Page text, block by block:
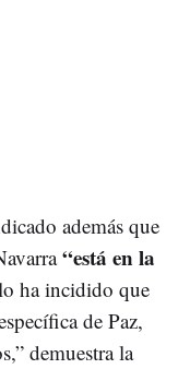
además que
“está en la
ha incidido que
de Paz,
demuestra la